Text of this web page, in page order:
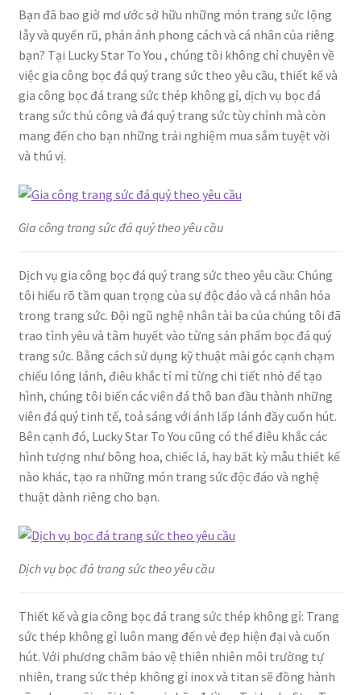
Bạn đã bao giờ mơ ước sở hữu những món trang sức lộng
lẫy và quyến rũ, phản ánh phong cách và cá nhân của riêng
bạn? Tại Lucky Star To You , chúng tôi không chỉ chuyên về
việc gia công bọc đá quý trang sức theo yêu cầu, thiết kế và
gia công bọc đá trang sức thép không gỉ, dịch vụ bọc đá
trang sức thủ công và đá quý trang sức tùy chỉnh mà còn
mang đến cho bạn những trải nghiệm mua sắm tuyệt vời
và thú vị.
Gia công trang sức đá quý theo yêu cầu
Dịch vụ gia công bọc đá quý trang sức theo yêu cầu: Chúng
tôi hiểu rõ tầm quan trọng của sự độc đáo và cá nhân hóa
trong trang sức. Đội ngũ nghệ nhân tài ba của chúng tôi đã
trao tình yêu và tâm huyết vào từng sản phẩm bọc đá quý
trang sức. Bằng cách sử dụng kỹ thuật mài góc cạnh chạm
chiếu lóng lánh, điêu khắc tỉ mỉ từng chi tiết nhỏ để tạo
hình, chúng tôi biến các viên đá thô ban đầu thành những
viên đá quý tinh tế, toả sáng với ánh lấp lánh đầy cuốn hút.
Bên cạnh đó, Lucky Star To You cũng có thể điêu khắc các
hình tượng như bông hoa, chiếc lá, hay bất kỳ mẫu thiết kế
nào khác, tạo ra những món trang sức độc đáo và nghệ
thuật dành riêng cho bạn.
Dịch vụ bọc đá trang sức theo yêu cầu
Thiết kế và gia công bọc đá trang sức thép không gỉ: Trang
sức thép không gỉ luôn mang đến vẻ đẹp hiện đại và cuốn
hút. Với phương châm bảo vệ thiên nhiên môi trường tự
nhiên, trang sức thép không gỉ inox và titan sẽ đồng hành